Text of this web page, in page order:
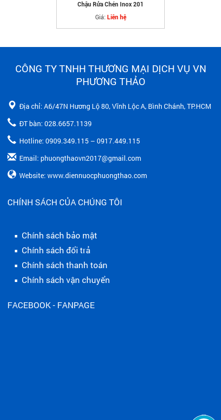
Chậu Rửa Chén Inox 201
Giá: Liên hệ
CÔNG TY TNHH THƯƠNG MẠI DỊCH VỤ VN
PHƯƠNG THẢO
Địa chỉ: A6/47N Hương Lộ 80, Vĩnh Lộc A, Bình Chánh, TP.HCM
ĐT bàn: 028.6657.1139
Hotline: 0909.349.115 – 0917.449.115
Email: phuongthaovn2017@gmail.com
Website: www.diennuocphuongthao.com
CHÍNH SÁCH CỦA CHÚNG TÔI
Chính sách bảo mật
Chính sách đổi trả
Chính sách thanh toán
Chính sách vận chuyển
FACEBOOK - FANPAGE